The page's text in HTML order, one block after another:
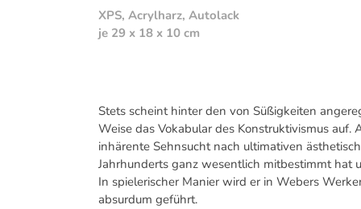
XPS, Acrylharz, Autolack
je 29 x 18 x 10 cm
Stets scheint hinter den von Süßigkeiten
Weise das Vokabular des Konstruktivismus
inhärente Sehnsucht nach ultimativen
Jahrhunderts ganz wesentlich mitbestimmt hat
In spielerischer Manier wird er in Webers
absurdum geführt.